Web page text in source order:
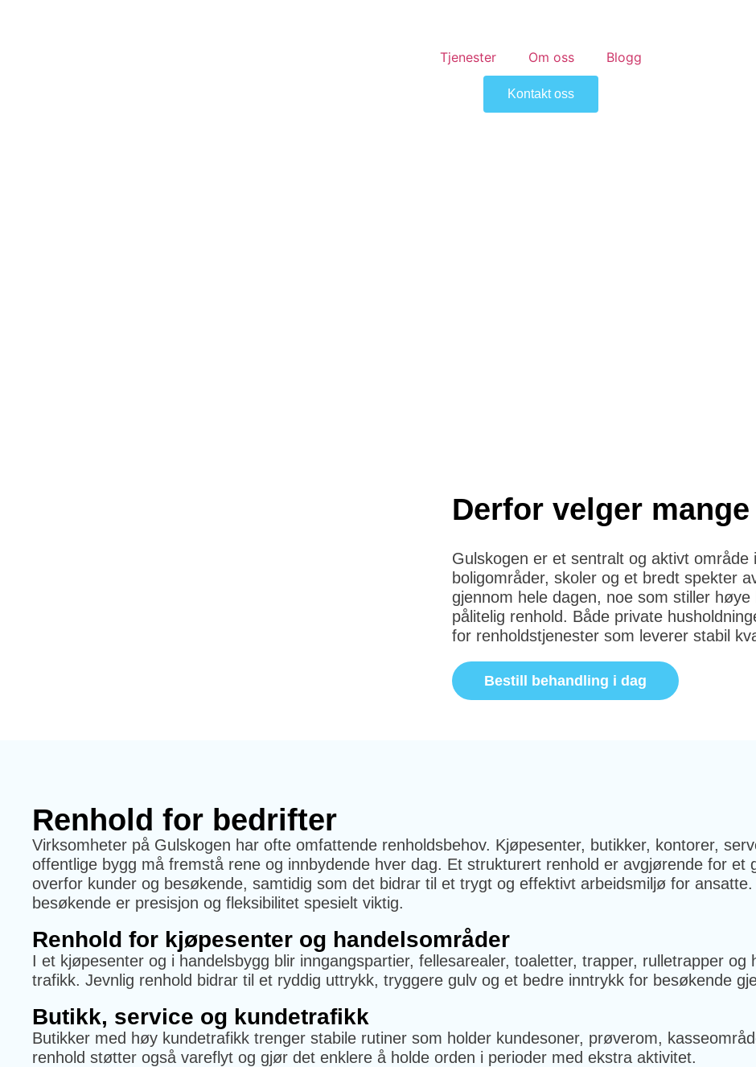
Tjenester Om oss Blogg
Kontakt oss
Derfor velger
Gulskogen er et sentralt og aktivt
boligområder, skoler og et bredt spekter
gjennom hele dagen, noe som stiller
pålitelig renhold. Både private
for renholdstjenester som leverer stabil
Bestill behandling i dag
Renhold for bedrifter
Virksomheter på Gulskogen har ofte omfattende renholdsbehov. Kjøpesenter, butikker, kontorer,
offentlige bygg må fremstå rene og innbydende hver dag. Et strukturert renhold er avgjørende for et
overfor kunder og besøkende, samtidig som det bidrar til et trygt og effektivt arbeidsmiljø for
besøkende er presisjon og fleksibilitet spesielt viktig.
Renhold for kjøpesenter og handelsområder
I et kjøpesenter og i handelsbygg blir inngangspartier, fellesarealer, toaletter, trapper, rulletrapper og
trafikk. Jevnlig renhold bidrar til et ryddig uttrykk, tryggere gulv og et bedre inntrykk for besøkende
Butikk, service og kundetrafikk
Butikker med høy kundetrafikk trenger stabile rutiner som holder kundesoner, prøverom,
renhold støtter også vareflyt og gjør det enklere å holde orden i perioder med ekstra aktivitet.